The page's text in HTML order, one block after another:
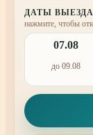
ДАТЫ ВЫЕЗДА
нажмите, чтобы
07.08
до 09.08